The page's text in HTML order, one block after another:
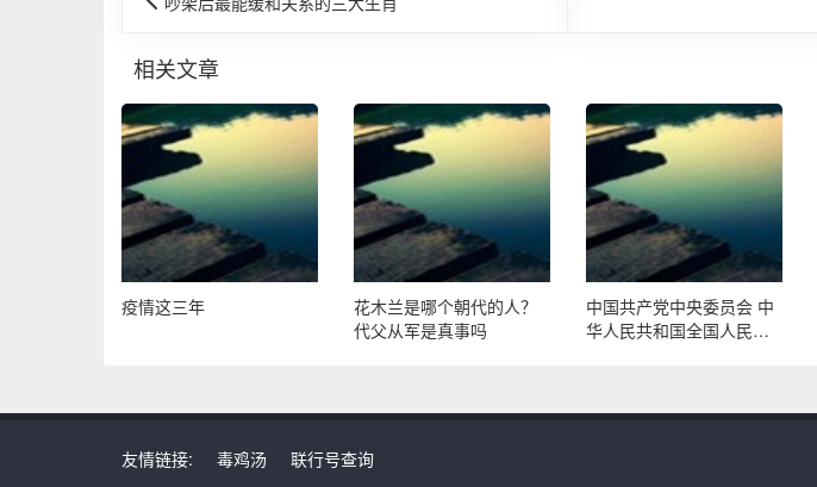
相关文章
疫情这三年
花木兰是哪个朝代的人？
代父从军是真事吗
中国共产党中央委员会 中
华人民共和国全国人民代
友情链接: 毒鸡汤 联行号查询